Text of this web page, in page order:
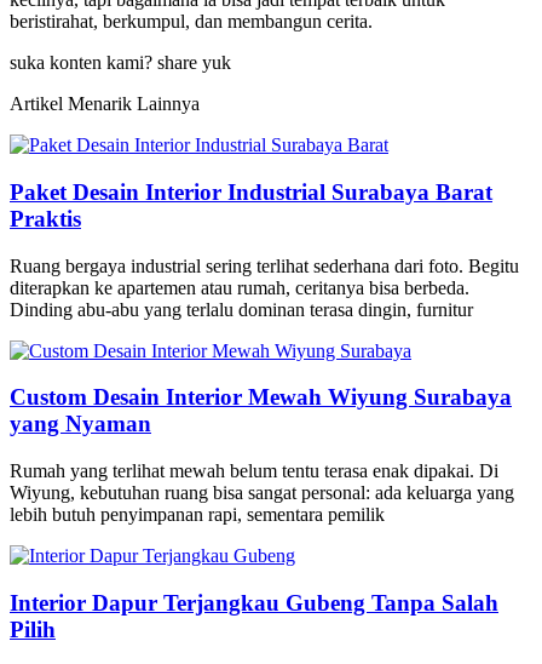
beristirahat, berkumpul, dan membangun cerita.
suka konten kami? share yuk
Artikel Menarik Lainnya
Paket Desain Interior Industrial Surabaya Barat
Praktis
Ruang bergaya industrial sering terlihat sederhana dari foto. Begitu
diterapkan ke apartemen atau rumah, ceritanya bisa berbeda.
Dinding abu-abu yang terlalu dominan terasa dingin, furnitur
Custom Desain Interior Mewah Wiyung Surabaya
yang Nyaman
Rumah yang terlihat mewah belum tentu terasa enak dipakai. Di
Wiyung, kebutuhan ruang bisa sangat personal: ada keluarga yang
lebih butuh penyimpanan rapi, sementara pemilik
Interior Dapur Terjangkau Gubeng Tanpa Salah
Pilih